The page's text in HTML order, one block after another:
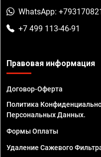
WhatsApp:
+7 499 113-46-91
Правовая информация
Договор-Оферта
Политика
Персональных Данных.
Формы Оплаты
Удаление Сажевого